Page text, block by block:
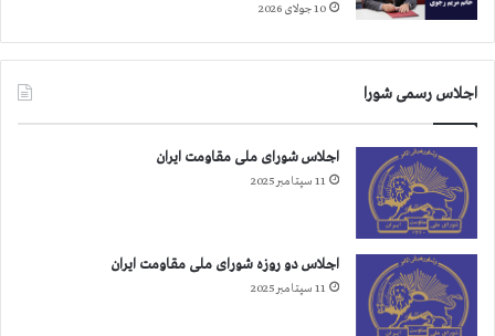
10 جولای 2026
اجلاس رسمی شورا
اجلاس شورای ملی مقاومت ایران
11 سپتامبر 2025
اجلاس دو روزه شورای ملی مقاومت ایران
11 سپتامبر 2025